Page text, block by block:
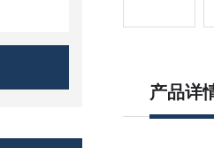
产品详